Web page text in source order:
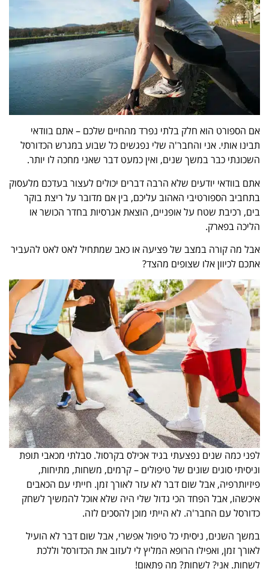
אם הספורט הוא חלק בלתי נפרד מהחיים שלכם – אתם בוודאי
תבינו אותי. אני והחבר'ה שלי נפגשים כל שבוע במגרש הכדורסל
השכונתי כבר במשך שנים, ואין כמעט דבר שאני מחכה לו יותר.
אתם בוודאי יודעים שלא הרבה דברים יכולים לעצור בעדכם מלעסוק
בתחביב הספורטיבי האהוב עליכם, בין אם מדובר על ריצת בוקר
בים, רכיבת שטח על אופניים, הוצאת אגרסיות בחדר הכושר או
הליכה בפארק.
אבל מה קורה במצב של פציעה או כאב שמתחיל לאט לאט להעביר
אתכם לכיוון אלו שצופים מהצד?
לפני כמה שנים נפצעתי בגיד אכילס בקרסול. סבלתי מכאבי תופת
וניסיתי סוגים שונים של טיפולים – קרמים, משחות, מתיחות,
פיזיותרפיה, אבל שום דבר לא עזר לאורך זמן. חייתי עם הכאבים
איכשהו, אבל הפחד הכי גדול שלי היה שלא אוכל להמשיך לשחק
כדורסל עם החבר'ה. לא הייתי מוכן להסכים לזה.
במשך השנים, ניסיתי כל טיפול אפשרי, אבל שום דבר לא הועיל
לאורך זמן, ואפילו הרופא המליץ לי לעזוב את הכדורסל וללכת
לשחות. אני? לשחות? מה פתאום!